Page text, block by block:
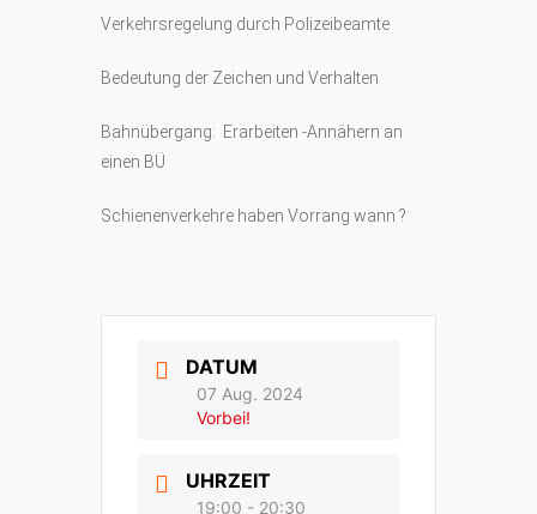
Verkehrsregelung durch Polizeibeamte
Bedeutung der Zeichen und Verhalten
Bahnübergang: Erarbeiten -Annähern an
einen BÜ
Schienenverkehre haben Vorrang wann ?
DATUM
07 Aug. 2024
Vorbei!
UHRZEIT
19:00 - 20:30